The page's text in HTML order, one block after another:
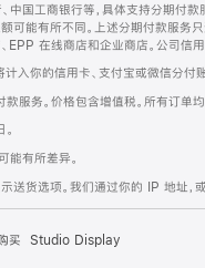
中国工商银行等，具体支持分期付
额可能有所不同。上述分期付款服
、EPP 在线商店和企业商店。公司
入你的信用卡、支付宝或微信分付
服务。价格包含增值税。所有订单
能有所差异。
送货选项。我们通过你的 IP 地址
买 Studio Display